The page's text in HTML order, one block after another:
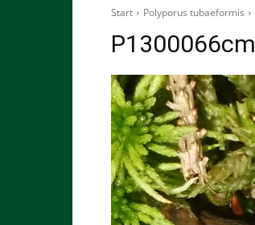
Start Polyporus tubaeformis
P1300066cm